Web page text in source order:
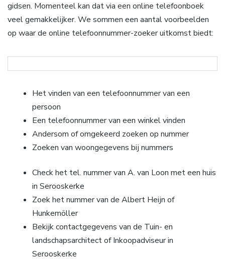
gidsen. Momenteel kan dat via een online telefoonboek
veel gemakkelijker. We sommen een aantal voorbeelden
op waar de online telefoonnummer-zoeker uitkomst biedt:
Het vinden van een telefoonnummer van een
persoon
Een telefoonnummer van een winkel vinden
Andersom of omgekeerd zoeken op nummer
Zoeken van woongegevens bij nummers
Check het tel. nummer van A. van Loon met een huis
in Serooskerke
Zoek het nummer van de Albert Heijn of
Hunkemöller
Bekijk contactgegevens van de Tuin- en
landschapsarchitect of Inkoopadviseur in
Serooskerke